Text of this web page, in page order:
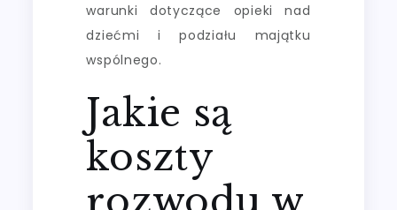
warunki dotyczące opieki nad
dziećmi i podziału majątku
wspólnego.
Jakie są
koszty
rozwodu w